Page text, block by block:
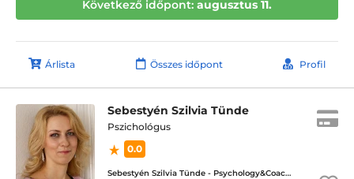
Következő időpont: augusztus 11.
Árlista Összes időpont Profil
Sebestyén Szilvia Tünde
Pszichológus
0.0
Sebestyén Szilvia Tünde - Psychology&Coaching - ICD terápiás magánpraxis